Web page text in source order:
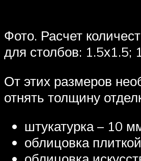
Фото. Расчет
для столбов: 1.5х1.5;
От этих размеров
отнять толщину
штукатурка – 10
облицовка